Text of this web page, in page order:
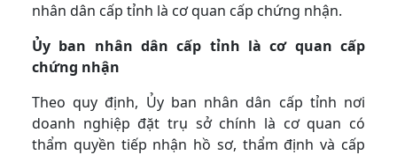
nhân dân cấp tỉnh là cơ quan cấp chứng nhận.
Ủy ban nhân dân cấp tỉnh là cơ quan cấp
chứng nhận
Theo quy định, Ủy ban nhân dân cấp tỉnh nơi
doanh nghiệp đặt trụ sở chính là cơ quan có
thẩm quyền tiếp nhận hồ sơ, thẩm định và cấp